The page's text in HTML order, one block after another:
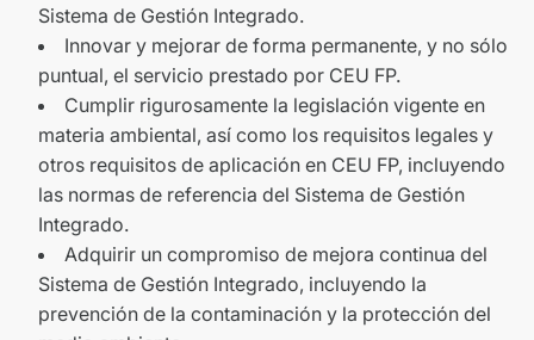
Sistema de Gestión Integrado.
Innovar y mejorar de forma permanente, y no sólo
puntual, el servicio prestado por CEU FP.
Cumplir rigurosamente la legislación vigente en
materia ambiental, así como los requisitos legales y
otros requisitos de aplicación en CEU FP, incluyendo
las normas de referencia del Sistema de Gestión
Integrado.
Adquirir un compromiso de mejora continua del
Sistema de Gestión Integrado, incluyendo la
prevención de la contaminación y la protección del